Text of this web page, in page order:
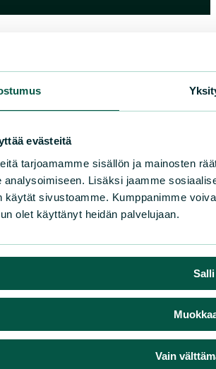
evästeitä
tarjoamamme sisällön ja mainosten
analysoimiseen. Lisäksi jaamme
käytät sivustoamme. Kumppanimme
olet käyttänyt heidän palvelujaan.
Vain